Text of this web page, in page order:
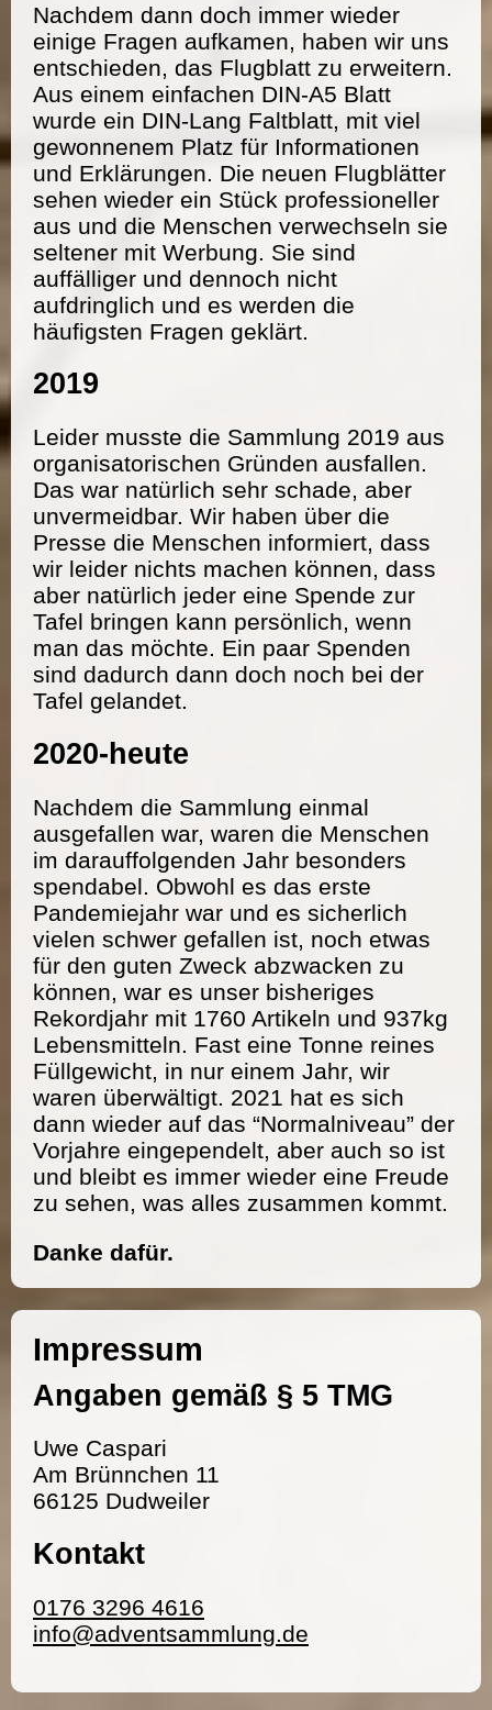
Nachdem dann doch immer wieder
einige Fragen aufkamen, haben wir uns
entschieden, das Flugblatt zu erweitern.
Aus einem einfachen DIN-A5 Blatt
wurde ein DIN-Lang Faltblatt, mit viel
gewonnenem Platz für Informationen
und Erklärungen. Die neuen Flugblätter
sehen wieder ein Stück professioneller
aus und die Menschen verwechseln sie
seltener mit Werbung. Sie sind
auffälliger und dennoch nicht
aufdringlich und es werden die
häufigsten Fragen geklärt.
2019
Leider musste die Sammlung 2019 aus
organisatorischen Gründen ausfallen.
Das war natürlich sehr schade, aber
unvermeidbar. Wir haben über die
Presse die Menschen informiert, dass
wir leider nichts machen können, dass
aber natürlich jeder eine Spende zur
Tafel bringen kann persönlich, wenn
man das möchte. Ein paar Spenden
sind dadurch dann doch noch bei der
Tafel gelandet.
2020-heute
Nachdem die Sammlung einmal
ausgefallen war, waren die Menschen
im darauffolgenden Jahr besonders
spendabel. Obwohl es das erste
Pandemiejahr war und es sicherlich
vielen schwer gefallen ist, noch etwas
für den guten Zweck abzwacken zu
können, war es unser bisheriges
Rekordjahr mit 1760 Artikeln und 937kg
Lebensmitteln. Fast eine Tonne reines
Füllgewicht, in nur einem Jahr, wir
waren überwältigt. 2021 hat es sich
dann wieder auf das “Normalniveau” der
Vorjahre eingependelt, aber auch so ist
und bleibt es immer wieder eine Freude
zu sehen, was alles zusammen kommt.
Danke dafür.
Impressum
Angaben gemäß § 5 TMG
Uwe Caspari
Am Brünnchen 11
66125 Dudweiler
Kontakt
0176 3296 4616
info@adventsammlung.de